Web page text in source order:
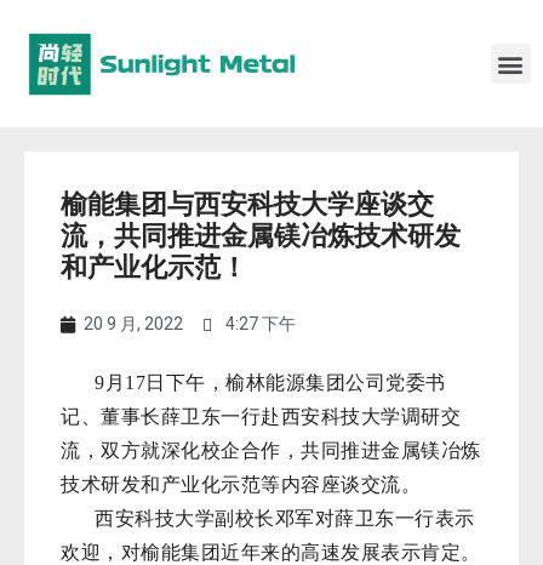
榆能集团与西安科技大学座谈交
流，共同推进金属镁冶炼技术研发
和产业化示范！
20 9 月, 2022 4:27 下午
9月17日下午，榆林能源集团公司党委书
记、董事长薛卫东一行赴西安科技大学调研交
流，双方就深化校企合作，共同推进金属镁冶炼
技术研发和产业化示范等内容座谈交流。
西安科技大学副校长邓军对薛卫东一行表示
欢迎，对榆能集团近年来的高速发展表示肯定。